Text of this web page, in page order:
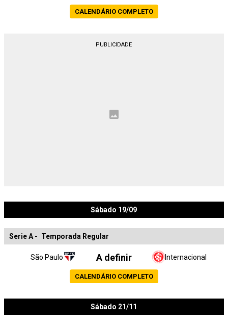
CALENDÁRIO COMPLETO
Sábado 19/09
Serie A - Temporada Regular
São Paulo A definir Internacional
CALENDÁRIO COMPLETO
Sábado 21/11